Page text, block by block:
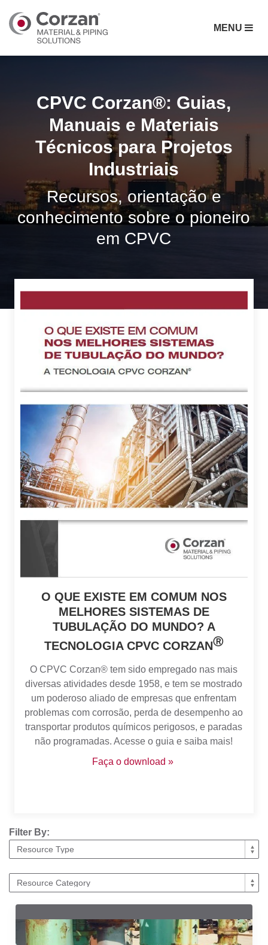
MENU
CPVC Corzan®: Guias,
Manuais e Materiais
Técnicos para Projetos
Industriais
Recursos, orientação e
conhecimento sobre o pioneiro
em CPVC
O QUE EXISTE EM COMUM NOS
MELHORES SISTEMAS DE
TUBULAÇÃO DO MUNDO? A
TECNOLOGIA CPVC CORZANⓇ
O CPVC Corzan® tem sido empregado nas mais
diversas atividades desde 1958, e tem se mostrado
um poderoso aliado de empresas que enfrentam
problemas com corrosão, perda de desempenho ao
transportar produtos químicos perigosos, e paradas
não programadas. Acesse o guia e saiba mais!
Faça o download »
Filter By: